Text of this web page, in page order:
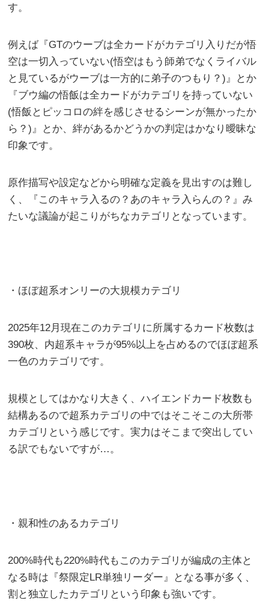
す。
例えば『GTのウーブは全カードがカテゴリ入りだが悟
空は一切入っていない(悟空はもう師弟でなくライバル
と見ているがウーブは一方的に弟子のつもり？)』とか
『ブウ編の悟飯は全カードがカテゴリを持っていない
(悟飯とピッコロの絆を感じさせるシーンが無かったか
ら？)』とか、絆があるかどうかの判定はかなり曖昧な
印象です。
原作描写や設定などから明確な定義を見出すのは難し
く、『このキャラ入るの？あのキャラ入らんの？』み
たいな議論が起こりがちなカテゴリとなっています。
・ほぼ超系オンリーの大規模カテゴリ
2025年12月現在このカテゴリに所属するカード枚数は
390枚、内超系キャラが95%以上を占めるのでほぼ超系
一色のカテゴリです。
規模としてはかなり大きく、ハイエンドカード枚数も
結構あるので超系カテゴリの中ではそこそこの大所帯
カテゴリという感じです。実力はそこまで突出してい
る訳でもないですが…。
・親和性のあるカテゴリ
200%時代も220%時代もこのカテゴリが編成の主体と
なる時は『祭限定LR単独リーダー』となる事が多く、
割と独立したカテゴリという印象も強いです。